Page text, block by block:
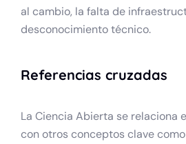
al cambio, la falta de
desconocimiento técnico.
Referencias cruzadas
La Ciencia Abierta se relaciona
con otros conceptos clave